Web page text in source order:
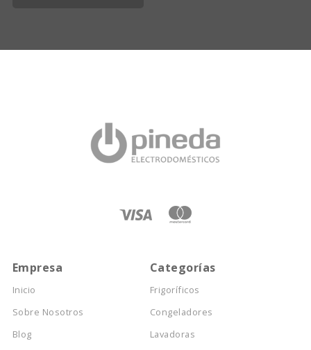
Empresa
Inicio
Sobre Nosotros
Blog
Categorías
Frigoríficos
Congeladores
Lavadoras